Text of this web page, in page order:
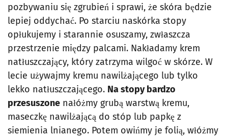
pozbywaniu się zgrubień i sprawi, że skóra będzie
lepiej oddychać. Po starciu naskórka stopy
opłukujemy i starannie osuszamy, zwłaszcza
przestrzenie między palcami. Nakładamy krem
natłuszczający, który zatrzyma wilgoć w skórze. W
lecie używajmy kremu nawilżającego lub tylko
lekko natłuszczającego. Na stopy bardzo
przesuszone nałóżmy grubą warstwą kremu,
maseczkę nawilżającą do stóp lub papkę z
siemienia lnianego. Potem owińmy je folią, włóżmy